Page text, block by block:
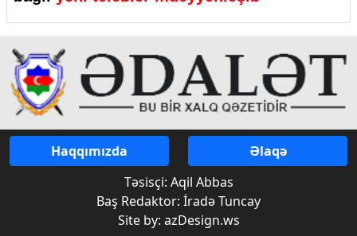
Haqqımızda
Əlaqə
Təsisçi: Aqil Abbas
Baş Redaktor: İradə Tuncay
Site by: azDesign.ws